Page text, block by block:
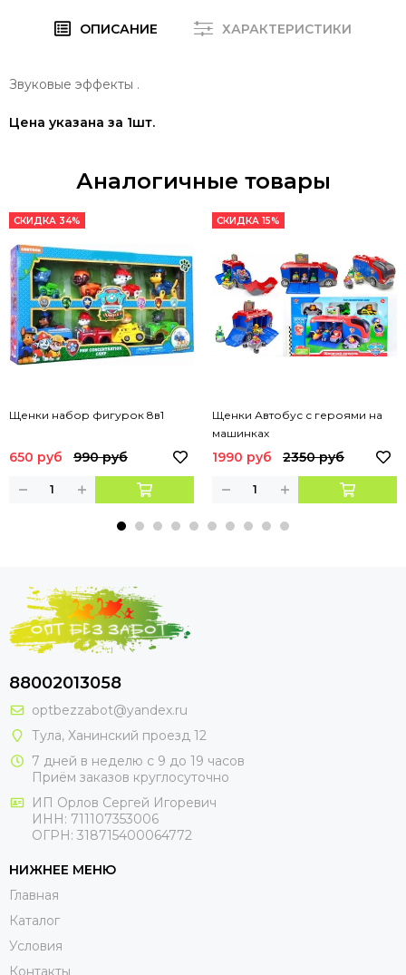
ОПИСАНИЕ ХАРАКТЕРИСТИКИ
Звуковые эффекты .
Цена указана за 1шт.
Аналогичные товары
СКИДКА 34%
Щенки набор фигурок 8в1
650 руб 990 руб
СКИДКА 15%
Щенки Автобус с героями на
машинках
1990 руб 2350 руб
88002013058
optbezzabot@yandex.ru
Тула, Ханинский проезд 12
7 дней в неделю с 9 до 19 часов
Приём заказов круглосуточно
ИП Орлов Сергей Игоревич
ИНН: 711107353006
ОГРН: 318715400064772
НИЖНЕЕ МЕНЮ
Главная
Каталог
Условия
Контакты